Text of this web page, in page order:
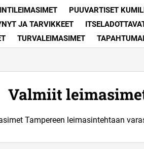
PUUVARTISET
JA TARVIKKEET
TURVALEIMASIMET
Valmiit
Tampereen leimasintehtaan